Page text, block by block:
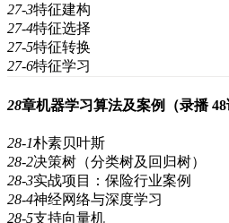
27-3特征建构
27-4特征选择
27-5特征转换
27-6特征学习
28章机器学习算法及案例（录播
28-1朴素贝叶斯
28-2决策树（分类树及回归树）
28-3实战项目：保险行业案例
28-4神经网络与深度学习
28-5支持向量机